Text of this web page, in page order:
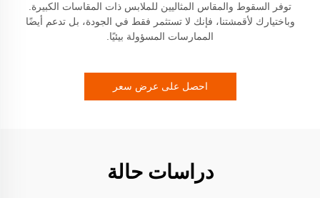
توفر السقوط والمقاس المثاليين للملابس ذات المقاسات الكبيرة.
وباختيارك لأقمشتنا، فإنك لا تستثمر فقط في الجودة، بل تدعم أيضًا
الممارسات المسؤولة بيئيًا.
احصل على عرض سعر
دراسات حالة